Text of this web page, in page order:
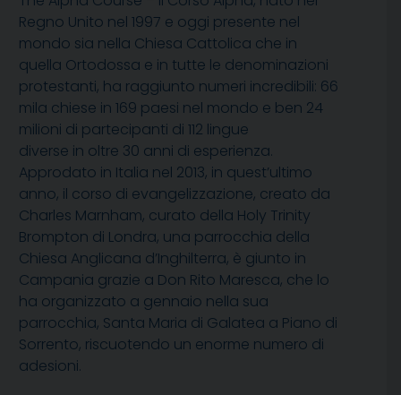
Regno Unito nel 1997 e oggi presente nel
mondo sia nella Chiesa Cattolica che in
quella Ortodossa e in tutte le denominazioni
protestanti, ha raggiunto numeri incredibili: 66
mila chiese in 169 paesi nel mondo e ben 24
milioni di partecipanti di 112 lingue
diverse in oltre 30 anni di esperienza.
Approdato in Italia nel 2013, in quest’ultimo
anno, il corso di evangelizzazione, creato da
Charles Marnham, curato della Holy Trinity
Brompton di Londra, una parrocchia della
Chiesa Anglicana d’Inghilterra, è giunto in
Campania grazie a Don Rito Maresca, che lo
ha organizzato a gennaio nella sua
parrocchia, Santa Maria di Galatea a Piano di
Sorrento, riscuotendo un enorme numero di
adesioni.